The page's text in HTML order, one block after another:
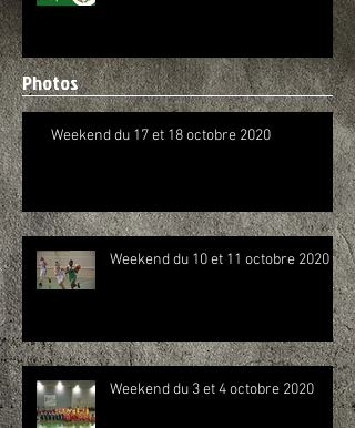
Photos
Weekend du 17 et 18 octobre 2020
Weekend du 10 et 11 octobre 2020
Weekend du 3 et 4 octobre 2020